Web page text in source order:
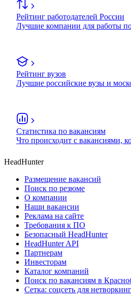
Рейтинг работодателей России
Лучшие компании для работы
Рейтинг вузов
Лучшие российские вузы и
Статистика по вакансиям
Что происходит с вакансиями,
HeadHunter
Размещение вакансий
Поиск по резюме
О компании
Наши вакансии
Реклама на сайте
Требования к ПО
Безопасный HeadHunter
HeadHunter API
Партнерам
Инвесторам
Каталог компаний
Поиск по вакансиям в
Сетка: соцсеть для